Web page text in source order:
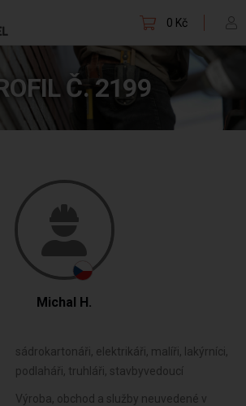
0 Kč
Č. 2199
Michal H.
sádrokartonáři, elektrikáři, malíři, lakýrníci,
podlaháři, truhláři, stavbyvedoucí
Výroba, obchod a služby neuvedené v